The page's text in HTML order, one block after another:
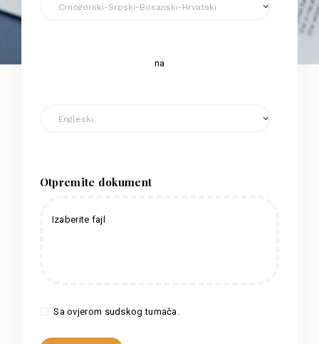
na
Otpremite dokument
Izaberite fajl
Sa ovjerom sudskog tumača.